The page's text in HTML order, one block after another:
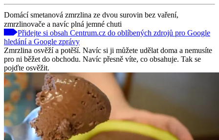
Domácí smetanová zmrzlina ze dvou surovin bez vaření,
zmrzlinovače a navíc plná jemné chuti
Přidejte si obsah Centrum.cz do oblíbených zdrojů pro Google
hledání a Google zprávy
Zmrzlina osvěží a potěší. Navíc si ji můžete udělat doma a nemusíte
pro ni běžet do obchodu. Navíc přesně víte, co obsahuje. Tak se
pojďte osvěžit.